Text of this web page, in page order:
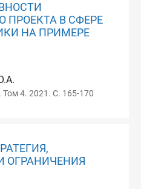
В СФЕРЕ
НА ПРИМЕРЕ
Том 4. 2021. С. 165-170
ОГРАНИЧЕНИЯ